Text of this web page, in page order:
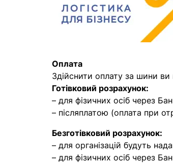
Оплата
Здійснити оплату за шини
Готівковий розрахунок:
– для фізичних осіб через
– післяплатою (оплата при
Безготівковий розрахунок:
– для організацій будуть
– для фізичних осіб через